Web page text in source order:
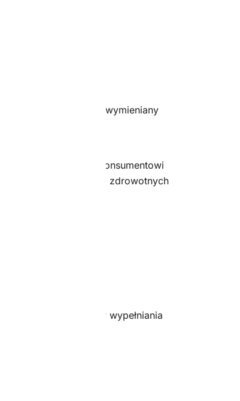
przez Ciebie wymieniany
827) art. 38 pkt 5 konsumentowi
higienicznych lub zdrowotnych
– nie ma potrzeby wypełniania